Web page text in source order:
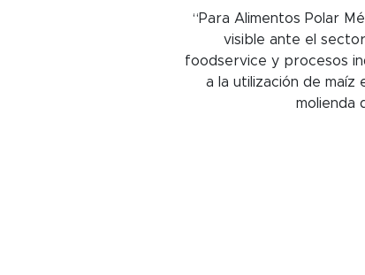
“Para Alimentos Polar
visible ante el
foodservice y procesos
a la utilización de maíz
molienda